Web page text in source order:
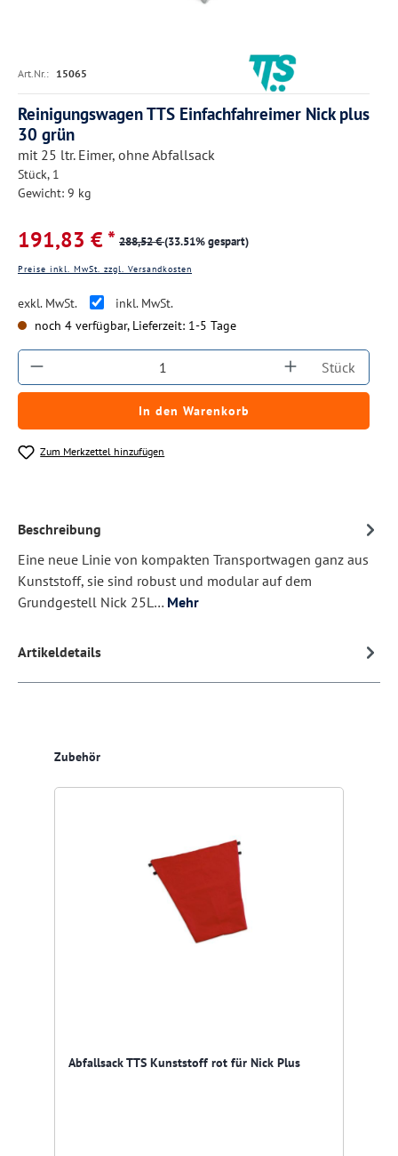
Art.Nr.: 15065
Reinigungswagen TTS Einfachfahreimer Nick plus
30 grün
mit 25 ltr. Eimer, ohne Abfallsack
Stück, 1
Gewicht: 9 kg
191,83 € * 288,52 €(33.51% gespart)
Preise inkl. MwSt. zzgl. Versandkosten
exkl. MwSt.
inkl. MwSt.
noch 4 verfügbar, Lieferzeit: 1-5 Tage
Produkt Anzahl: Gib den gewünschten
Stück
In den Warenkorb
Zum Merkzettel hinzufügen
Beschreibung
Eine neue Linie von kompakten Transportwagen ganz aus
Kunststoff, sie sind robust und modular auf dem
Grundgestell Nick 25L… Mehr
Artikeldetails
Produktgalerie überspringen
Zubehör
Abfallsack TTS Kunststoff rot für Nick Plus